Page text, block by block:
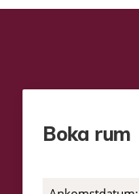
Boka rum